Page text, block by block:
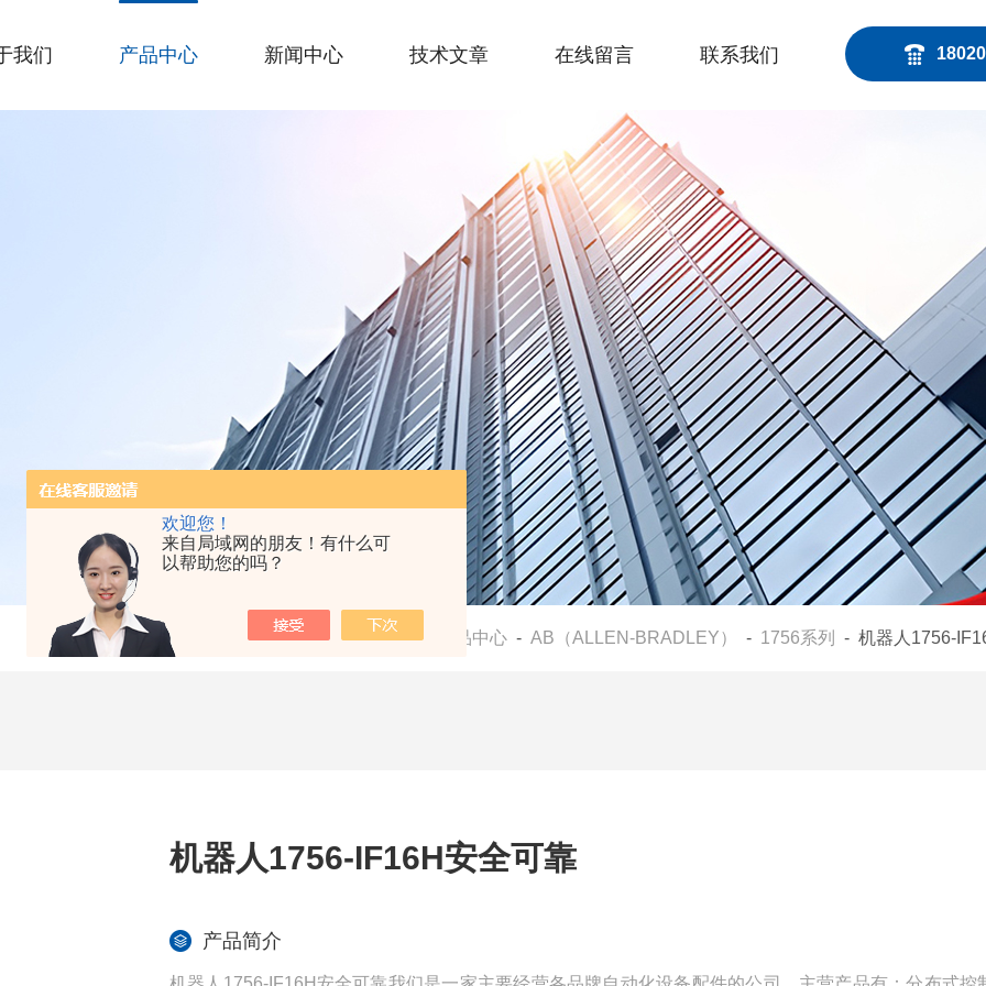
欢迎您！
来自局域网的朋友！有什么可
以帮助您的吗？
我们 产品中心 新闻中心 技术文章 在线留言 联系我们
当前位置：首页- 产品中心 - AB（ALLEN-BRADLEY） - 1756系列 - 机器人1756-
机器人1756-IF16H安全可靠
产品简介